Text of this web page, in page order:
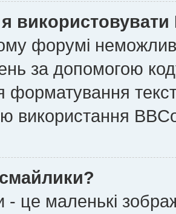
використовувати
форумі
за допомогою
форматування
використання
це маленькі